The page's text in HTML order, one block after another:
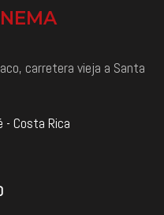
carretera vieja a Santa
- Costa Rica